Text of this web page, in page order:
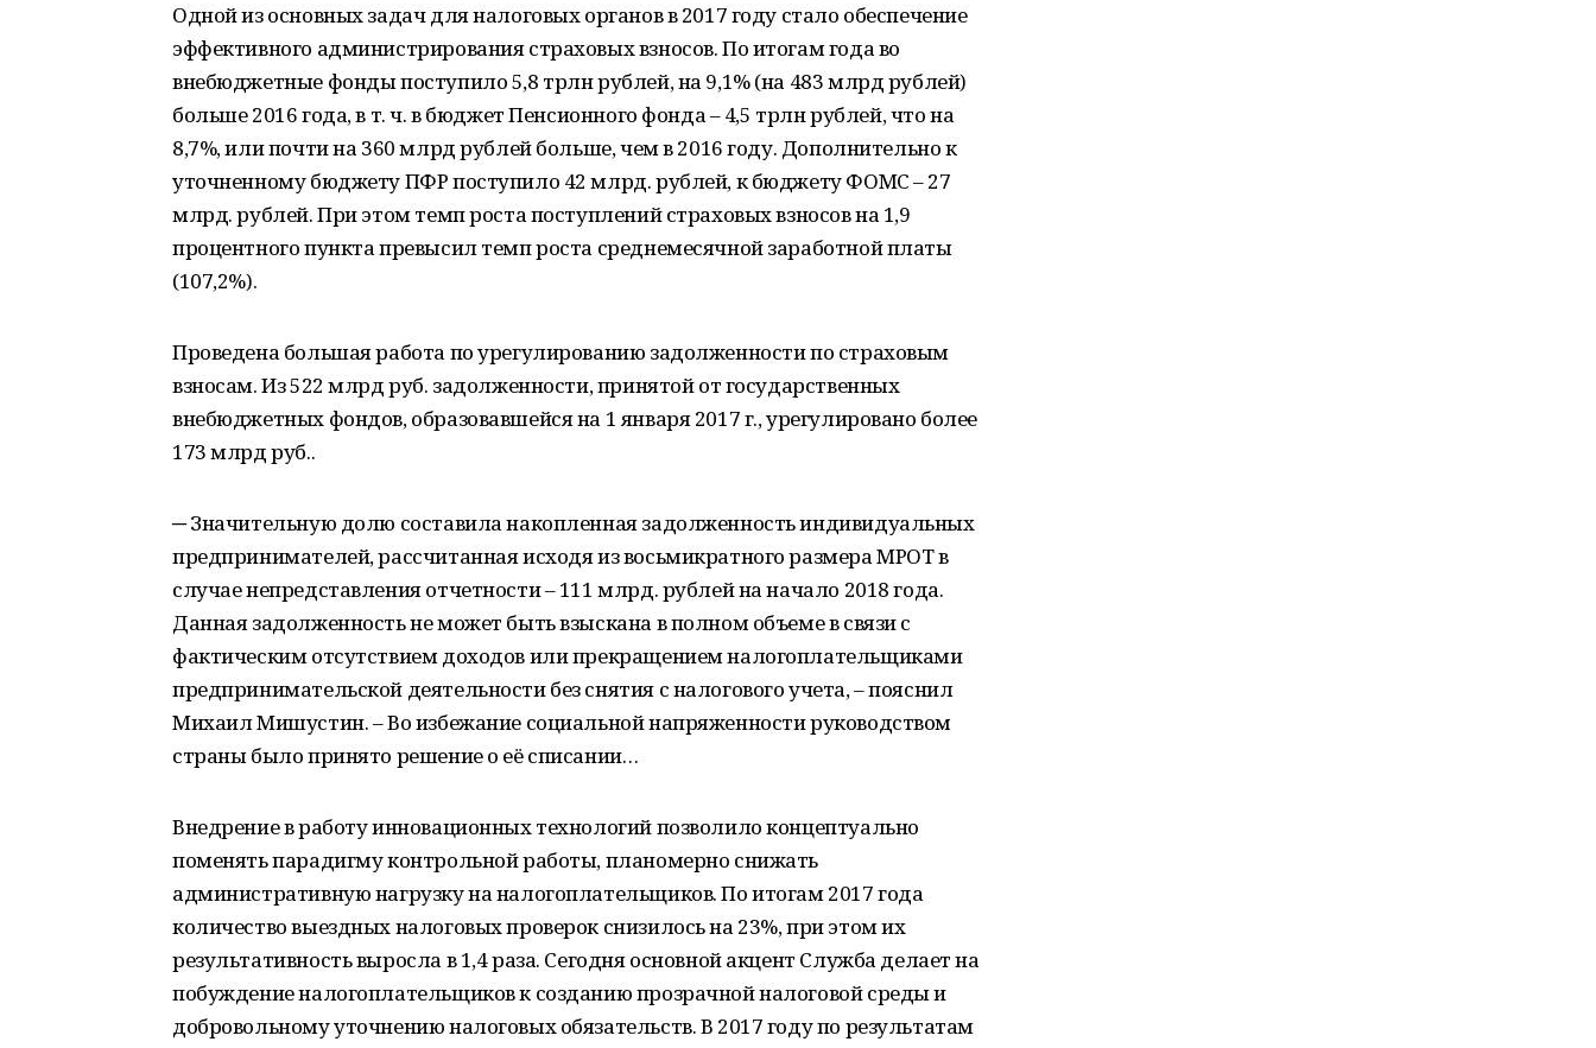
Одной из основных задач для налоговых органов в 2017 году стало обеспечение
эффективного администрирования страховых взносов. По итогам года во
внебюджетные фонды поступило 5,8 трлн рублей, на 9,1% (на 483 млрд рублей)
больше 2016 года, в т. ч. в бюджет Пенсионного фонда – 4,5 трлн рублей, что на
8,7%, или почти на 360 млрд рублей больше, чем в 2016 году. Дополнительно к
уточненному бюджету ПФР поступило 42 млрд. рублей, к бюджету ФОМС – 27
млрд. рублей. При этом темп роста поступлений страховых взносов на 1,9
процентного пункта превысил темп роста среднемесячной заработной платы
(107,2%).
Проведена большая работа по урегулированию задолженности по страховым
взносам. Из 522 млрд руб. задолженности, принятой от государственных
внебюджетных фондов, образовавшейся на 1 января 2017 г., урегулировано более
173 млрд руб..
─ Значительную долю составила накопленная задолженность индивидуальных
предпринимателей, рассчитанная исходя из восьмикратного размера МРОТ в
случае непредставления отчетности – 111 млрд. рублей на начало 2018 года.
Данная задолженность не может быть взыскана в полном объеме в связи с
фактическим отсутствием доходов или прекращением налогоплательщиками
предпринимательской деятельности без снятия с налогового учета, – пояснил
Михаил Мишустин. – Во избежание социальной напряженности руководством
страны было принято решение о её списании…
Внедрение в работу инновационных технологий позволило концептуально
поменять парадигму контрольной работы, планомерно снижать
административную нагрузку на налогоплательщиков. По итогам 2017 года
количество выездных налоговых проверок снизилось на 23%, при этом их
результативность выросла в 1,4 раза. Сегодня основной акцент Служба делает на
побуждение налогоплательщиков к созданию прозрачной налоговой среды и
добровольному уточнению налоговых обязательств. В 2017 году по результатам